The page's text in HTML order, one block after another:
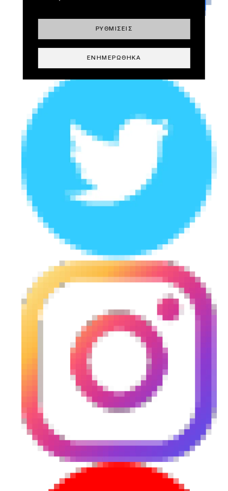
ΡΥΘΜΊΣΕΙΣ
ΕΝΗΜΕΡΏΘΗΚΑ